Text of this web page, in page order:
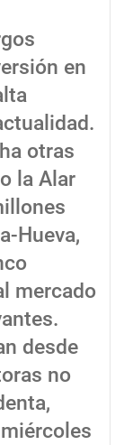
en
otras
la Alar
Hueva,
mercado
desde
no